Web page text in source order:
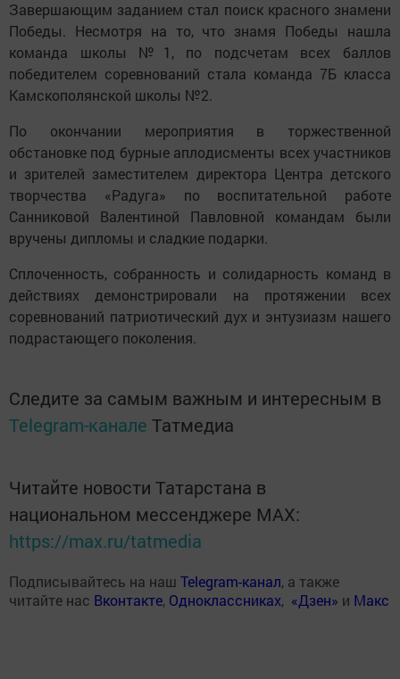
Завершающим заданием стал поиск красного знамени
Победы. Несмотря на то, что знамя Победы нашла
команда школы №1, по подсчетам всех баллов
победителем соревнований стала команда 7Б класса
Камскополянской школы №2.
По окончании мероприятия в торжественной
обстановке под бурные аплодисменты всех участников
и зрителей заместителем директора Центра детского
творчества «Радуга» по воспитательной работе
Санниковой Валентиной Павловной командам были
вручены дипломы и сладкие подарки.
Сплоченность, собранность и солидарность команд в
действиях демонстрировали на протяжении всех
соревнований патриотический дух и энтузиазм нашего
подрастающего поколения.
Следите за самым важным и интересным в
Telegram-канале Татмедиа
Читайте новости Татарстана в
национальном мессенджере MАХ:
https://max.ru/tatmedia
Подписывайтесь на наш Telegram-канал, а также
читайте нас Вконтакте, Одноклассниках, «Дзен» и Макс